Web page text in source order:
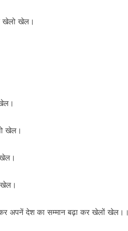
खेलो खेल।
खेल।
खेल।
अपनें देश का सम्मान बढ़ा कर खेलों खेल।।